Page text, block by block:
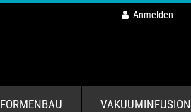
Anmelden
FORMENBAU VAKUUMINFUSION